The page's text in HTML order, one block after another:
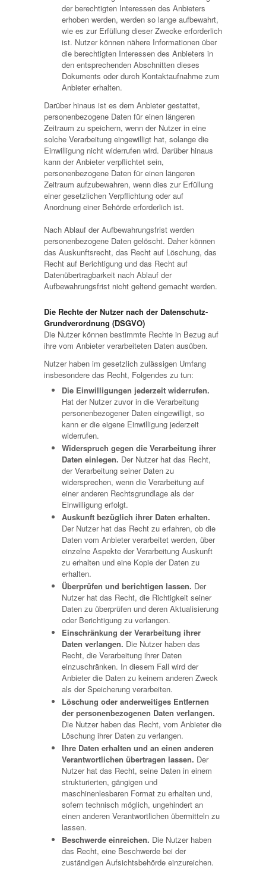
der berechtigten Interessen des Anbieters
erhoben werden, werden so lange aufbewahrt,
wie es zur Erfüllung dieser Zwecke erforderlich
ist. Nutzer können nähere Informationen über
die berechtigten Interessen des Anbieters in
den entsprechenden Abschnitten dieses
Dokuments oder durch Kontaktaufnahme zum
Anbieter erhalten.
Darüber hinaus ist es dem Anbieter gestattet,
personenbezogene Daten für einen längeren
Zeitraum zu speichern, wenn der Nutzer in eine
solche Verarbeitung eingewilligt hat, solange die
Einwilligung nicht widerrufen wird. Darüber hinaus
kann der Anbieter verpflichtet sein,
personenbezogene Daten für einen längeren
Zeitraum aufzubewahren, wenn dies zur Erfüllung
einer gesetzlichen Verpflichtung oder auf
Anordnung einer Behörde erforderlich ist.
Nach Ablauf der Aufbewahrungsfrist werden
personenbezogene Daten gelöscht. Daher können
das Auskunftsrecht, das Recht auf Löschung, das
Recht auf Berichtigung und das Recht auf
Datenübertragbarkeit nach Ablauf der
Aufbewahrungsfrist nicht geltend gemacht werden.
Die Rechte der Nutzer nach der Datenschutz-
Grundverordnung (DSGVO)
Die Nutzer können bestimmte Rechte in Bezug auf
ihre vom Anbieter verarbeiteten Daten ausüben.
Nutzer haben im gesetzlich zulässigen Umfang
insbesondere das Recht, Folgendes zu tun:
Die Einwilligungen jederzeit widerrufen.
Hat der Nutzer zuvor in die Verarbeitung
personenbezogener Daten eingewilligt, so
kann er die eigene Einwilligung jederzeit
widerrufen.
Widerspruch gegen die Verarbeitung ihrer
Daten einlegen. Der Nutzer hat das Recht,
der Verarbeitung seiner Daten zu
widersprechen, wenn die Verarbeitung auf
einer anderen Rechtsgrundlage als der
Einwilligung erfolgt.
Auskunft bezüglich ihrer Daten erhalten.
Der Nutzer hat das Recht zu erfahren, ob die
Daten vom Anbieter verarbeitet werden, über
einzelne Aspekte der Verarbeitung Auskunft
zu erhalten und eine Kopie der Daten zu
erhalten.
Überprüfen und berichtigen lassen. Der
Nutzer hat das Recht, die Richtigkeit seiner
Daten zu überprüfen und deren Aktualisierung
oder Berichtigung zu verlangen.
Einschränkung der Verarbeitung ihrer
Daten verlangen. Die Nutzer haben das
Recht, die Verarbeitung ihrer Daten
einzuschränken. In diesem Fall wird der
Anbieter die Daten zu keinem anderen Zweck
als der Speicherung verarbeiten.
Löschung oder anderweitiges Entfernen
der personenbezogenen Daten verlangen.
Die Nutzer haben das Recht, vom Anbieter die
Löschung ihrer Daten zu verlangen.
Ihre Daten erhalten und an einen anderen
Verantwortlichen übertragen lassen. Der
Nutzer hat das Recht, seine Daten in einem
strukturierten, gängigen und
maschinenlesbaren Format zu erhalten und,
sofern technisch möglich, ungehindert an
einen anderen Verantwortlichen übermitteln zu
lassen.
Beschwerde einreichen. Die Nutzer haben
das Recht, eine Beschwerde bei der
zuständigen Aufsichtsbehörde einzureichen.